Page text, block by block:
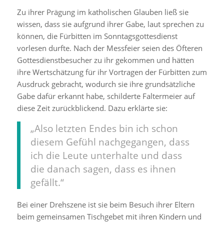
Zu ihrer Prägung im katholischen Glauben ließ sie
wissen, dass sie aufgrund ihrer Gabe, laut sprechen zu
können, die Fürbitten im Sonntagsgottesdienst
vorlesen durfte. Nach der Messfeier seien des Öfteren
Gottesdienstbesucher zu ihr gekommen und hätten
ihre Wertschätzung für ihr Vortragen der Fürbitten zum
Ausdruck gebracht, wodurch sie ihre grundsätzliche
Gabe dafür erkannt habe, schilderte Faltermeier auf
diese Zeit zurückblickend. Dazu erklärte sie:
„Also letzten Endes bin ich schon
diesem Gefühl nachgegangen, dass
ich die Leute unterhalte und dass
die danach sagen, dass es ihnen
gefällt.“
Bei einer Drehszene ist sie beim Besuch ihrer Eltern
beim gemeinsamen Tischgebet mit ihren Kindern und